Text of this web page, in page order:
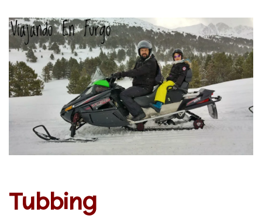
Tubbing